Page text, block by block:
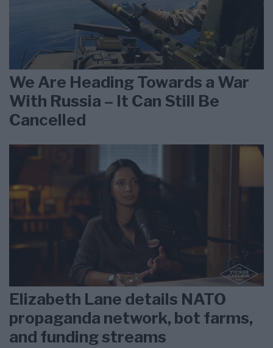
We Are Heading Towards a War
With Russia – It Can Still Be
Cancelled
Elizabeth Lane details NATO
propaganda network, bot farms,
and funding streams